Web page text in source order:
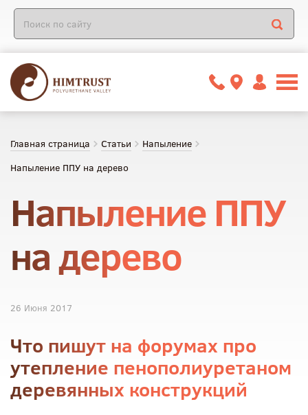
Главная страница Статьи
Напыление
Напыление ППУ на дерево
Напыление ППУ
на дерево
26 Июня 2017
Что пишут на форумах про
утепление пенополиуретаном
деревянных конструкций